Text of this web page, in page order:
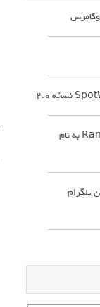
اسکریپت ساخت رمز های Random به نام
تلگرام